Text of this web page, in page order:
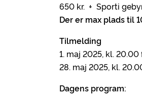
650 kr. + Sporti
Der er max plads til
Tilmelding
1. maj 2025, kl.
28. maj 2025, kl.
Dagens program: